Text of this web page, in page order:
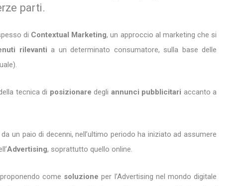
parti.
di Contextual Marketing, un approccio al marketing che si
rilevanti a un determinato consumatore, sulla base delle
tecnica di posizionare degli annunci pubblicitari accanto a
un paio di decenni, nell’ultimo periodo ha iniziato ad assumere
Advertising, soprattutto quello online.
come soluzione per l’Advertising nel mondo digitale